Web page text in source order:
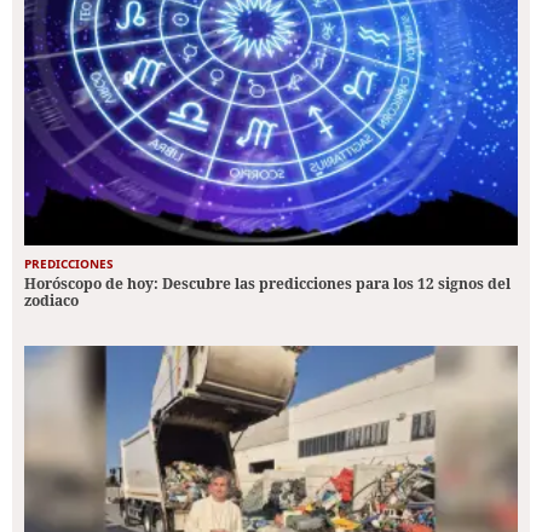
PREDICCIONES
Horóscopo de hoy: Descubre las predicciones para los 12 signos del
zodiaco